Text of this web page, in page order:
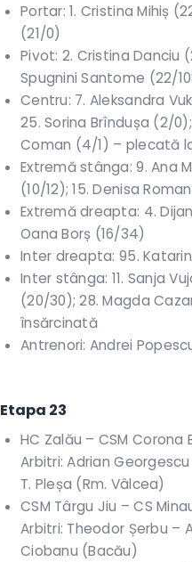
Portar: 1. Cristina Mihiș
(21/0)
Pivot: 2. Cristina Danciu
Spugnini Santome (22/
Centru: 7. Aleksandra
25. Sorina Brîndușa (2/
Coman (4/1) – plecată
Extremă stânga: 9. Ana
(10/12); 15. Denisa
Extremă dreapta: 4.
Oana Borș (16/34)
Inter dreapta: 95.
Inter stânga: 11. Sanja
(20/30); 28. Magda
însărcinată
Antrenori: Andrei
Etapa 23
HC Zalău – CSM Corona
Arbitri: Adrian
T. Pleșa (Rm. Vâlcea)
CSM Târgu Jiu – CS
Arbitri: Theodor Șerbu –
Ciobanu (Bacău)